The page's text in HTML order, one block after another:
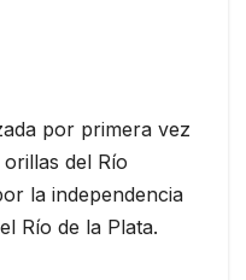
por primera vez
del Río
la independencia
Río de la Plata.